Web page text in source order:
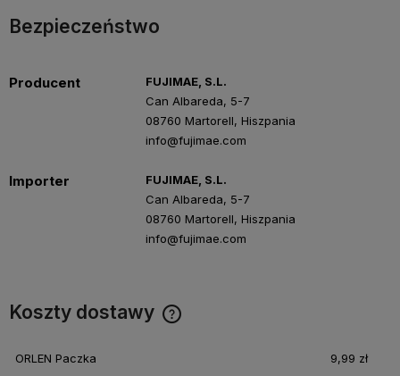
Bezpieczeństwo
Producent
FUJIMAE, S.L.
Can Albareda, 5-7
08760 Martorell, Hiszpania
info@fujimae.com
Importer
FUJIMAE, S.L.
Can Albareda, 5-7
08760 Martorell, Hiszpania
info@fujimae.com
Koszty dostawy
ORLEN Paczka 9,99 zł